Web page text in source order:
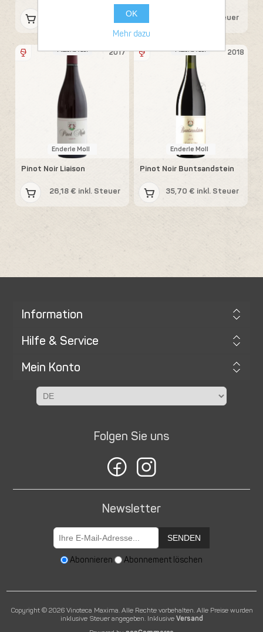
21,42 € inkl. Steuer
2017
Flasche 75cl
Enderle Moll
Pinot Noir Liaison
26,18 € inkl. Steuer
2018
Flasche 75cl
Enderle Moll
Pinot Noir Buntsandstein
35,70 € inkl. Steuer
Information
Hilfe & Service
Mein Konto
Folgen Sie uns
Newsletter
SENDEN
Abonnieren Abonnement löschen
Copyright © 2026 Vinoteca Maxima. Alle Rechte vorbehalten. Alle Preise wurden
inklusive Steuer angegeben. Inklusive Versand
OK
Mehr dazu